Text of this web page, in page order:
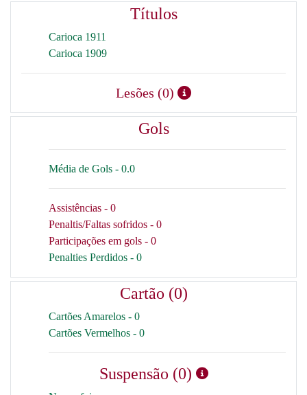
Títulos
Carioca 1911
Carioca 1909
Lesões (0)
Gols
Média de Gols - 0.0
Assistências - 0
Penaltis/Faltas sofridos - 0
Participações em gols - 0
Penalties Perdidos - 0
Cartão (0)
Cartões Amarelos - 0
Cartões Vermelhos - 0
Suspensão (0)